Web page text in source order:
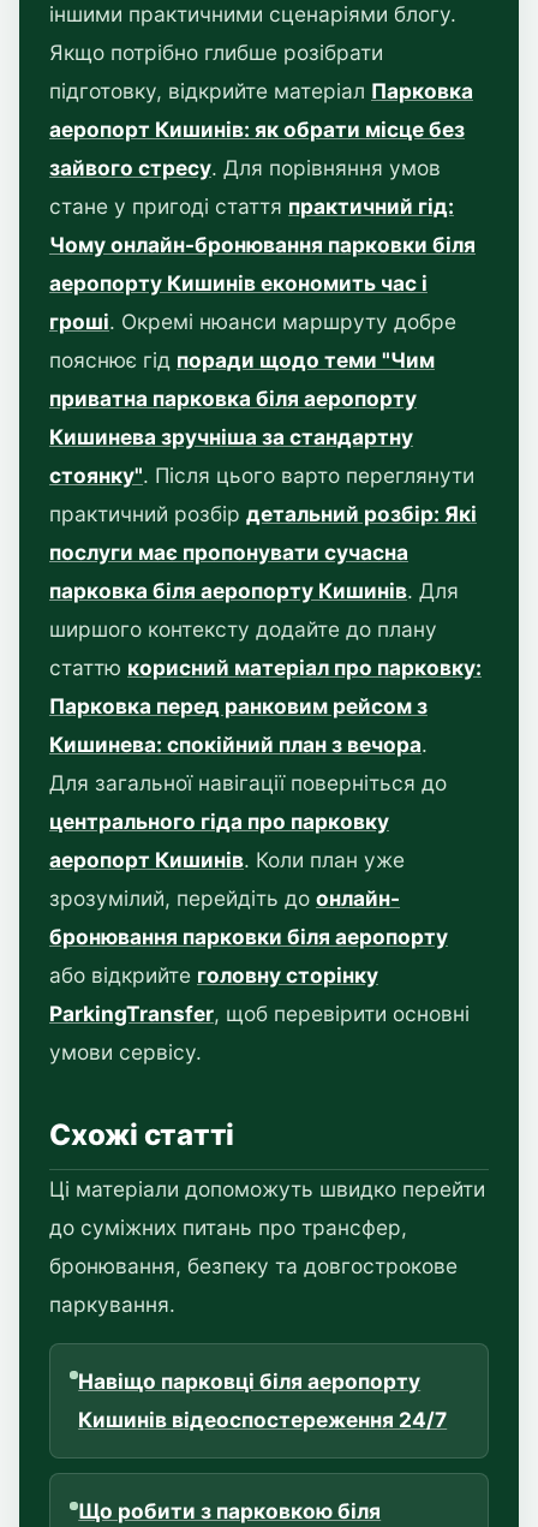
іншими практичними сценаріями блогу.
Якщо потрібно глибше розібрати
підготовку, відкрийте матеріал Парковка
аеропорт Кишинів: як обрати місце без
зайвого стресу. Для порівняння умов
стане у пригоді стаття практичний гід:
Чому онлайн-бронювання парковки біля
аеропорту Кишинів економить час і
гроші. Окремі нюанси маршруту добре
пояснює гід поради щодо теми "Чим
приватна парковка біля аеропорту
Кишинева зручніша за стандартну
стоянку". Після цього варто переглянути
практичний розбір детальний розбір: Які
послуги має пропонувати сучасна
парковка біля аеропорту Кишинів. Для
ширшого контексту додайте до плану
статтю корисний матеріал про парковку:
Парковка перед ранковим рейсом з
Кишинева: спокійний план з вечора.
Для загальної навігації поверніться до
центрального гіда про парковку
аеропорт Кишинів. Коли план уже
зрозумілий, перейдіть до онлайн-
бронювання парковки біля аеропорту
або відкрийте головну сторінку
ParkingTransfer, щоб перевірити основні
умови сервісу.
Схожі статті
Ці матеріали допоможуть швидко перейти
до суміжних питань про трансфер,
бронювання, безпеку та довгострокове
паркування.
Навіщо парковці біля аеропорту
Кишинів відеоспостереження 24/7
Що робити з парковкою біля